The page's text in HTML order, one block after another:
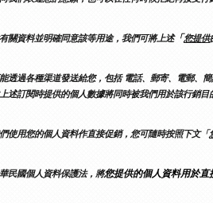
關資料並明確同意該等用途，我們可將上述「您提供
透過各種渠道發送給您，包括 電話、郵寄、電郵、
述訂閱時提供的個人數據將同時被我們用於該行銷
使用您的個人資料作直接促銷，您可隨時按照下文「
民國個人資料保護法，將您提供的個人資料用於直